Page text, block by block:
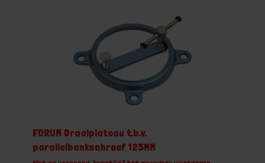
FORUM Draaiplateau t.b.v.
parallelbankschroef 125MM